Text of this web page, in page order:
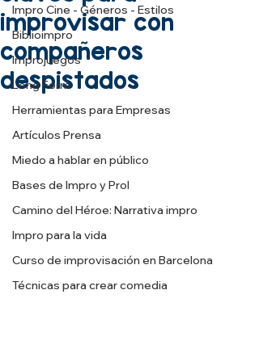
Impro Cine - Géneros - Estilos
Biblioimpro
Improjuegos
Long Form
Herramientas para Empresas
Artículos Prensa
Miedo a hablar en público
Bases de Impro y Prol
Camino del Héroe: Narrativa impro
Impro para la vida
Curso de improvisación en Barcelona
Técnicas para crear comedia
improvisar con
compañeros
despistados